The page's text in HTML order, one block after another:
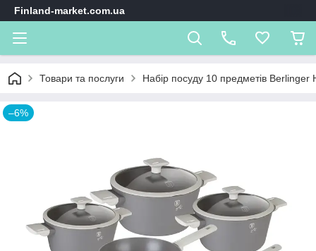
Finland-market.com.ua
Товари та послуги Набір посуду 10 предметів
–6%